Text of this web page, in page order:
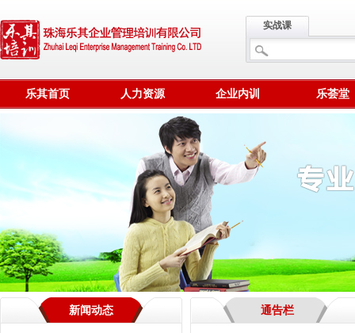
实战课
乐其首页 人力资源 企业内训 乐荟堂
新闻动态 通告栏